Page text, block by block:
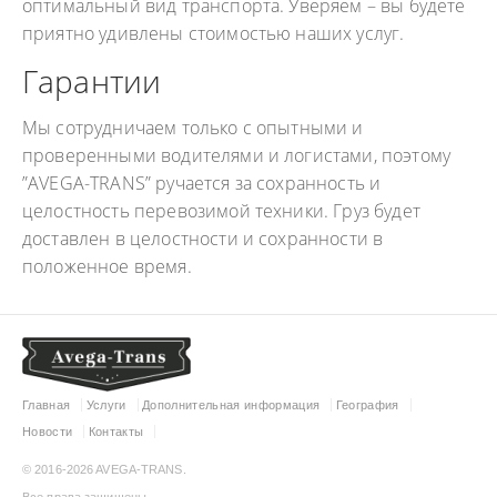
оптимальный вид транспорта. Уверяем – вы будете
приятно удивлены стоимостью наших услуг.
Гарантии
Мы сотрудничаем только с опытными и
проверенными водителями и логистами, поэтому
”AVEGA-TRANS” ручается за сохранность и
целостность перевозимой техники. Груз будет
доставлен в целостности и сохранности в
положенное время.
Главная Услуги Дополнительная информация
География
Новости
Контакты
© 2016-2026 AVEGA-TRANS.